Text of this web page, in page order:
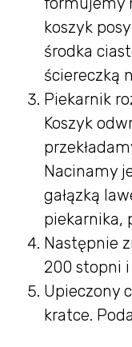
koszyk
środka
ściereczką
Piekarnik
Koszyk
Nacinamy
gałązką
piekarnika,
Następnie
200 stopni
Upieczony
kratce.